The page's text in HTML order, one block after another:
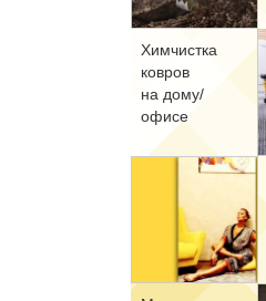
Хим­чист­ка
ков­ров
на до­му/
офи­се